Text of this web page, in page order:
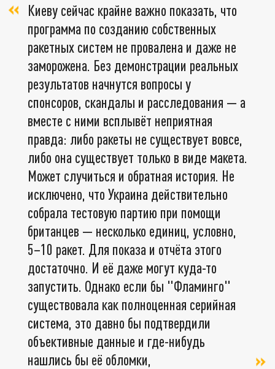
Киеву сейчас крайне важно показать, что
программа по созданию собственных
ракетных систем не провалена и даже не
заморожена. Без демонстрации реальных
результатов начнутся вопросы у
спонсоров, скандалы и расследования — а
вместе с ними всплывёт неприятная
правда: либо ракеты не существует вовсе,
либо она существует только в виде макета.
Может случиться и обратная история. Не
исключено, что Украина действительно
собрала тестовую партию при помощи
британцев — несколько единиц, условно,
5–10 ракет. Для показа и отчёта этого
достаточно. И её даже могут куда-то
запустить. Однако если бы "Фламинго"
существовала как полноценная серийная
система, это давно бы подтвердили
объективные данные и где-нибудь
нашлись бы её обломки,